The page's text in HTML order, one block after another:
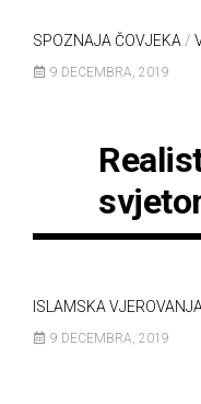
SPOZNAJA ČOVJEKA /
9 DECEMBRA, 2019
ISLAMSKA VJEROVANJA
9 DECEMBRA, 2019